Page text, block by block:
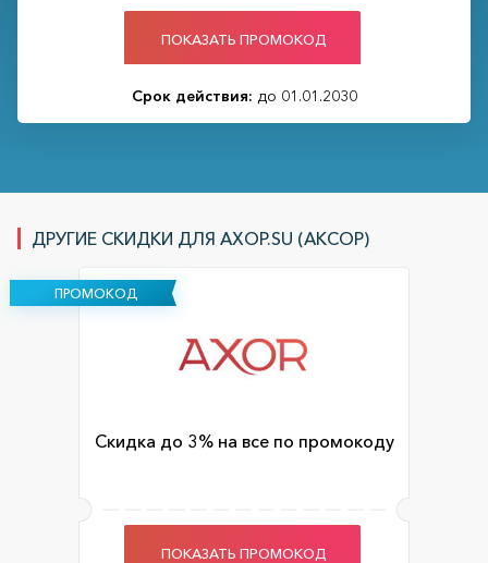
ПОКАЗАТЬ ПРОМОКОД
Срок действия: до 01.01.2030
ДРУГИЕ СКИДКИ ДЛЯ AXOP.SU (АКСОР)
ПРОМОКОД
Скидка до 3% на все по промокоду
ПОКАЗАТЬ ПРОМОКОД